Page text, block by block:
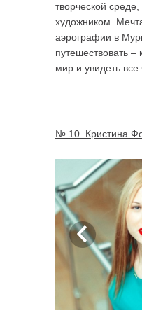
творческой
художником.
аэрографии в
путешествовать
мир и увидеть все
№ 10. Кристина